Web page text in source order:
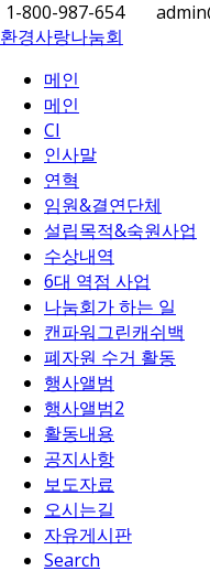
1-800-987-654
환경사랑나눔회
메인
메인
CI
인사말
연혁
임원&결연단체
설립목적&숙원사업
수상내역
6대 역점 사업
나눔회가 하는 일
캔파워그린캐쉬백
폐자원 수거 활동
행사앨범
행사앨범2
활동내용
공지사항
보도자료
오시는길
자유게시판
Search